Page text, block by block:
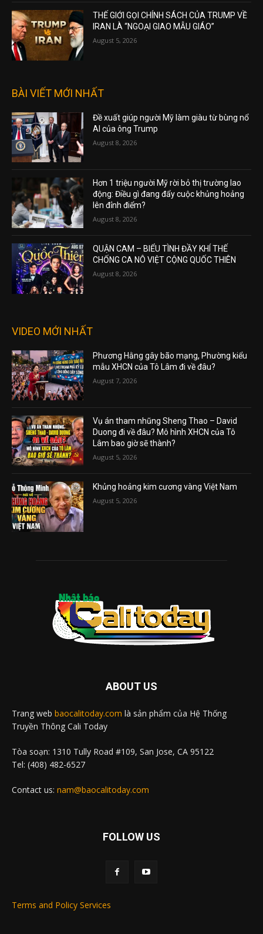
THẾ GIỚI GỌI CHÍNH SÁCH CỦA TRUMP VỀ
IRAN LÀ “NGOẠI GIAO MẪU GIÁO”
August 5, 2026
BÀI VIẾT MỚI NHẤT
Đề xuất giúp người Mỹ làm giàu từ bùng nổ
AI của ông Trump
August 8, 2026
Hơn 1 triệu người Mỹ rời bỏ thị trường lao
động: Điều gì đang đẩy cuộc khủng hoảng
lên đỉnh điểm?
August 8, 2026
QUẬN CAM – BIỂU TÌNH ĐẦY KHÍ THẾ
CHỐNG CA NÔ VIỆT CỘNG QUỐC THIÊN
August 8, 2026
VIDEO MỚI NHẤT
Phương Hằng gây bão mạng, Phường kiểu
mẫu XHCN của Tô Lâm đi về đâu?
August 7, 2026
Vụ án tham nhũng Sheng Thao – David
Duong đi về đâu? Mô hình XHCN của Tô
Lâm bao giờ sẽ thành?
August 5, 2026
Khủng hoảng kim cương vàng Việt Nam
August 5, 2026
ABOUT US
Trang web baocalitoday.com là sản phẩm của Hệ Thống
Truyền Thông Cali Today
Tòa soạn: 1310 Tully Road #109, San Jose, CA 95122
Tel: (408) 482-6527
Contact us: nam@baocalitoday.com
FOLLOW US
Terms and Policy Services